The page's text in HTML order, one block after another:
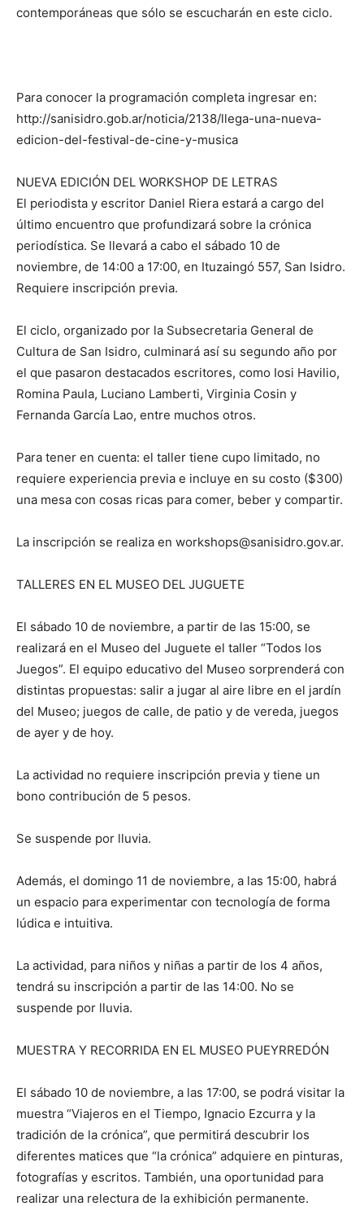
contemporáneas que sólo se escucharán en este ciclo.
Para conocer la programación completa ingresar en:
http://sanisidro.gob.ar/noticia/2138/llega-una-nueva-
edicion-del-festival-de-cine-y-musica
NUEVA EDICIÓN DEL WORKSHOP DE LETRAS
El periodista y escritor Daniel Riera estará a cargo del
último encuentro que profundizará sobre la crónica
periodística. Se llevará a cabo el sábado 10 de
noviembre, de 14:00 a 17:00, en Ituzaingó 557, San Isidro.
Requiere inscripción previa.
El ciclo, organizado por la Subsecretaria General de
Cultura de San Isidro, culminará así su segundo año por
el que pasaron destacados escritores, como Iosi Havilio,
Romina Paula, Luciano Lamberti, Virginia Cosin y
Fernanda García Lao, entre muchos otros.
Para tener en cuenta: el taller tiene cupo limitado, no
requiere experiencia previa e incluye en su costo ($300)
una mesa con cosas ricas para comer, beber y compartir.
La inscripción se realiza en workshops@sanisidro.gov.ar.
TALLERES EN EL MUSEO DEL JUGUETE
El sábado 10 de noviembre, a partir de las 15:00, se
realizará en el Museo del Juguete el taller “Todos los
Juegos”. El equipo educativo del Museo sorprenderá con
distintas propuestas: salir a jugar al aire libre en el jardín
del Museo; juegos de calle, de patio y de vereda, juegos
de ayer y de hoy.
La actividad no requiere inscripción previa y tiene un
bono contribución de 5 pesos.
Se suspende por lluvia.
Además, el domingo 11 de noviembre, a las 15:00, habrá
un espacio para experimentar con tecnología de forma
lúdica e intuitiva.
La actividad, para niños y niñas a partir de los 4 años,
tendrá su inscripción a partir de las 14:00. No se
suspende por lluvia.
MUESTRA Y RECORRIDA EN EL MUSEO PUEYRREDÓN
El sábado 10 de noviembre, a las 17:00, se podrá visitar la
muestra “Viajeros en el Tiempo, Ignacio Ezcurra y la
tradición de la crónica”, que permitirá descubrir los
diferentes matices que “la crónica” adquiere en pinturas,
fotografías y escritos. También, una oportunidad para
realizar una relectura de la exhibición permanente.